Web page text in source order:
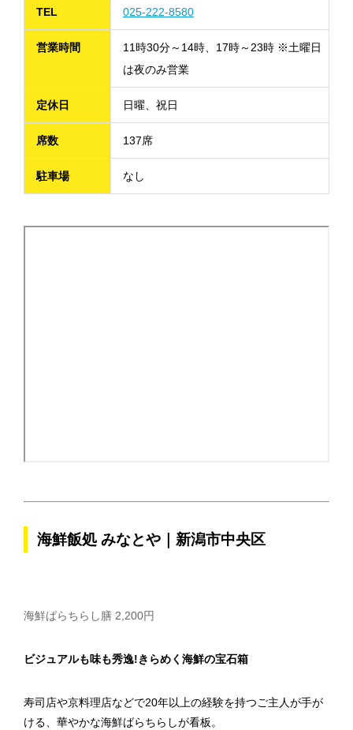
TEL 025-222-8580
営業時間
11時30分～14時、17時～23時 ※土曜日
は夜のみ営業
定休日 日曜、祝日
席数 137席
駐車場 なし
海鮮飯処 みなとや｜新潟市中央区
海鮮ばらちらし膳 2,200円
ビジュアルも味も秀逸!きらめく海鮮の宝石箱
寿司店や京料理店などで20年以上の経験を持つご主人が手が
ける、華やかな海鮮ばらちらしが看板。